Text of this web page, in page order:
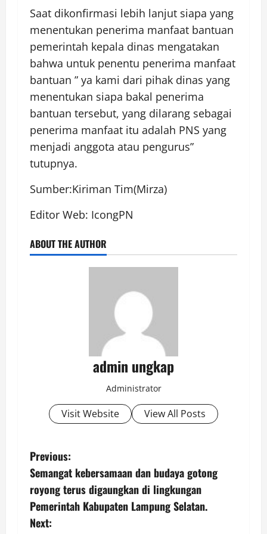
Saat dikonfirmasi lebih lanjut siapa yang
menentukan penerima manfaat bantuan
pemerintah kepala dinas mengatakan
bahwa untuk penentu penerima manfaat
bantuan ” ya kami dari pihak dinas yang
menentukan siapa bakal penerima
bantuan tersebut, yang dilarang sebagai
penerima manfaat itu adalah PNS yang
menjadi anggota atau pengurus”
tutupnya.
Sumber:Kiriman Tim(Mirza)
Editor Web: IcongPN
ABOUT THE AUTHOR
admin ungkap
Administrator
Visit Website View All Posts
P
o
s
Previous:
Semangat kebersamaan dan budaya gotong
royong terus digaungkan di lingkungan
Pemerintah Kabupaten Lampung Selatan.
Next: